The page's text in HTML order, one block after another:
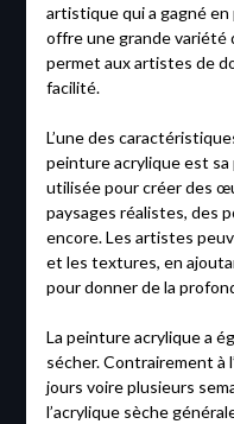
artistique qui a gagné en
offre une grande variété
permet aux artistes de
facilité.
L’une des
peinture acrylique est
utilisée pour créer des
paysages réalistes, des
encore. Les artistes
et les textures, en
pour donner de la
La peinture acrylique a
sécher. Contrairement à
jours voire plusieurs
l’acrylique sèche